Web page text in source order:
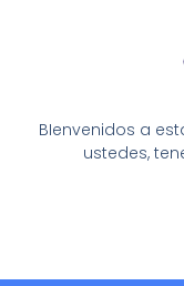
BIenvenidos a
ustedes,